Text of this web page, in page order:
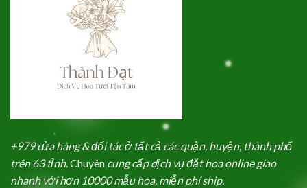
+979 cửa hàng & đối tác ở tất cả các quận, huyện, thành phố
trên 63 tỉnh.Chuyên cung cấp dịch vụ đặt hoa online giao
nhanh với hơn 10000 mẫu hoa, miễn phí ship.